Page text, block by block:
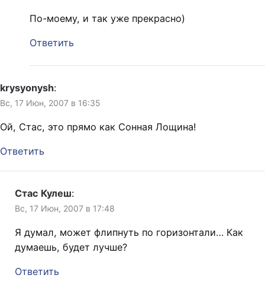
По-моему, и так уже прекрасно)
Ответить
krysyonysh:
Вс, 17 Июн, 2007 в 16:35
Ой, Стас, это прямо как Сонная Лощина!
Ответить
Стас Кулеш:
Вс, 17 Июн, 2007 в 17:48
Я думал, может флипнуть по горизонтали… Как
думаешь, будет лучше?
Ответить